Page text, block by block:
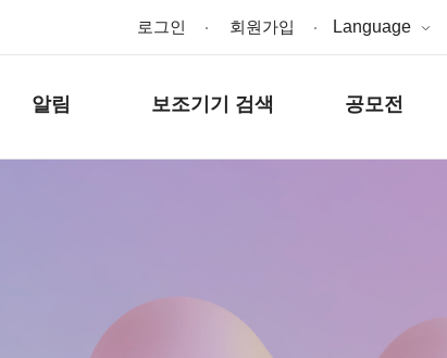
로그인 회원가입 Language
알림 보조기기 검색 공모전